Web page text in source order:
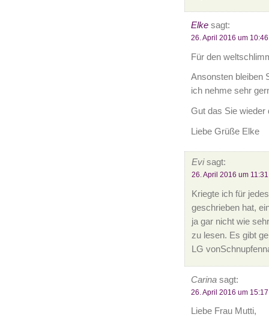
Elkesagt:
26. April 2016 um 10:46
Für den
Ansonsten bleiben
ich nehme sehr
Gut das Sie
Liebe Grüße Elke
Evisagt:
26. April 2016 um 11:31
Kriegte ich für
geschrieben hat,
ja gar nicht wie
zu lesen. Es gibt
LG
Carinasagt:
26. April 2016 um 15:17
Liebe Frau Mutti,